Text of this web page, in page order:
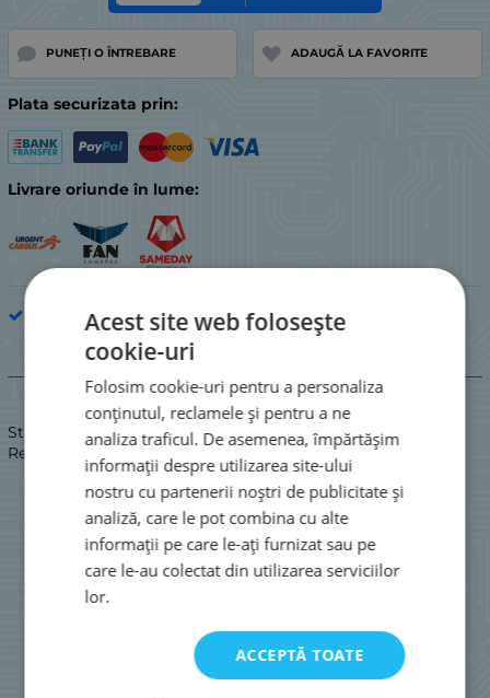
PUNEȚI O ÎNTREBARE ADAUGĂ LA FAVORITE
Plata securizata prin:
Livrare oriunde în lume:
Rezistoare
Descriere
Stare: NOU / NOU
Rezistor cu peliculă de carbon 0,5W 16ohm;16R
Acest site web folosește
cookie-uri
Folosim cookie-uri pentru a personaliza
conținutul, reclamele și pentru a ne
analiza traficul. De asemenea, împărtășim
informații despre utilizarea site-ului
nostru cu partenerii noștri de publicitate și
analiză, care le pot combina cu alte
informații pe care le-ați furnizat sau pe
care le-au colectat din utilizarea serviciilor
lor.
ACCEPTĂ TOATE